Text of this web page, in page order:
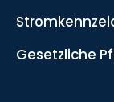
Gesetzliche